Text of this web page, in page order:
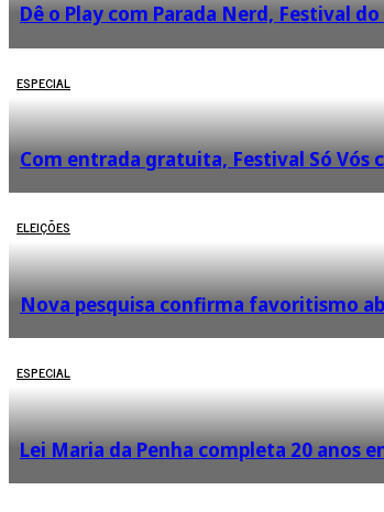
Dê o Play com Parada Nerd, Festival
ESPECIAL
Com entrada gratuita, Festival Só Vós
ELEIÇÕES
Nova pesquisa confirma favoritismo
ESPECIAL
Lei Maria da Penha completa 20 anos